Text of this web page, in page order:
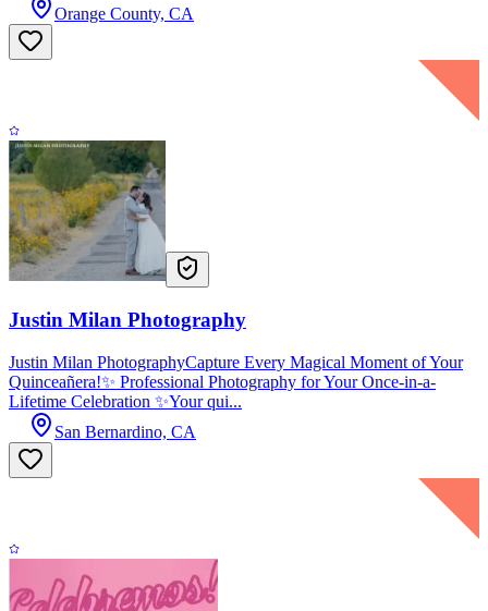
Orange County, CA
Justin Milan Photography
Justin Milan PhotographyCapture Every Magical Moment of Your
Quinceañera!✨ Professional Photography for Your Once-in-a-
Lifetime Celebration ✨Your qui...
San Bernardino, CA